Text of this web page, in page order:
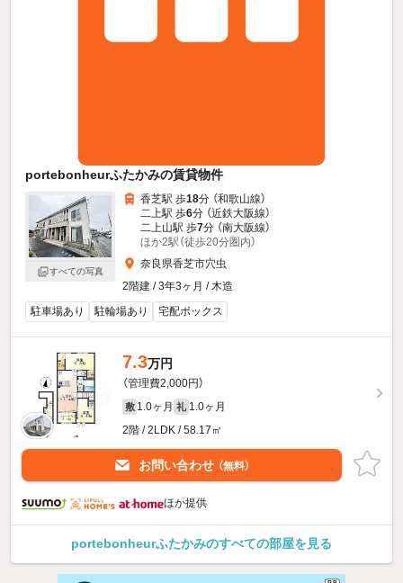
portebonheurふたかみの賃貸物件
すべての写真
香芝駅 歩18分 （和歌山線）
二上駅 歩6分 （近鉄大阪線）
二上山駅 歩7分 （南大阪線）
ほか2駅（徒歩20分圏内）
奈良県香芝市穴虫
2階建 / 3年3ヶ月 / 木造
駐車場あり
駐輪場あり 宅配ボックス
7.3万円
（管理費2,000円）
敷 1.0ヶ月 礼 1.0ヶ月
2階 / 2LDK / 58.17㎡
お問い合わせ （無料）
ほか提供
portebonheurふたかみのすべての部屋を見る